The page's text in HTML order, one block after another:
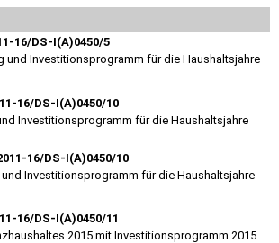
16/DS-I(A)0450/5
und Investitionsprogramm für die Haushaltsjahre
16/DS-I(A)0450/10
Investitionsprogramm für die Haushaltsjahre
16/DS-I(A)0450/10
Investitionsprogramm für die Haushaltsjahre
16/DS-I(A)0450/11
2015 mit Investitionsprogramm 2015